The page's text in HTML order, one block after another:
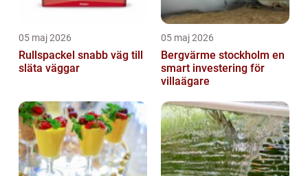
05 maj 2026
Rullspackel snabb väg till
släta väggar
05 maj 2026
Bergvärme stockholm en
smart investering för
villaägare